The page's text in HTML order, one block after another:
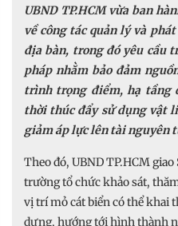
UBND TP.HCM vừa ban
về công tác quản lý và
địa bàn, trong đó yêu cầu
pháp nhằm bảo đảm
trình trọng điểm, hạ tầng
thời thúc đẩy sử dụng vật
giảm áp lực lên tài nguyên
Theo đó, UBND TP.HCM
trường tổ chức khảo sát,
vị trí mỏ cát biển có thể khai
dựng, hướng tới hình thành